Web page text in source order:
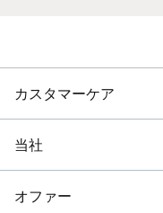
カスタマーケア
当社
オファー